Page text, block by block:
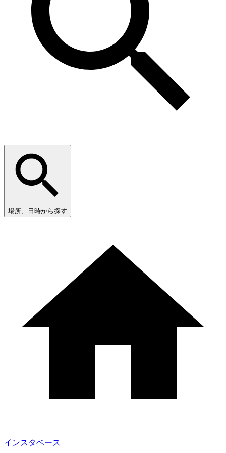
場所、日時から探す
インスタベース